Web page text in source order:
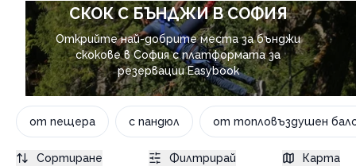
СКОК С БЪНДЖИ В СОФИЯ
Открийте най-добрите места за бънджи
скокове в София с платформата за
резервации Easybook
от пещера с пандюл от топловъздушен
Сортиране Филтрирай Карта